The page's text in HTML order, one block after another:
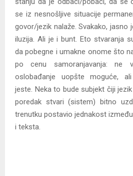
se iz nesnošljive situacije
govor/jezik nalaže. Svakako,
iluzija. Ali je i bunt. Eto stvaranja
da pobegne i umakne onome što
po cenu samoranjavanja: ne
oslobađanje uopšte moguće,
jeste. Neka to bude subjekt čiji
poredak stvari (sistem) bitno
trenutku postavio jednakost
i teksta.